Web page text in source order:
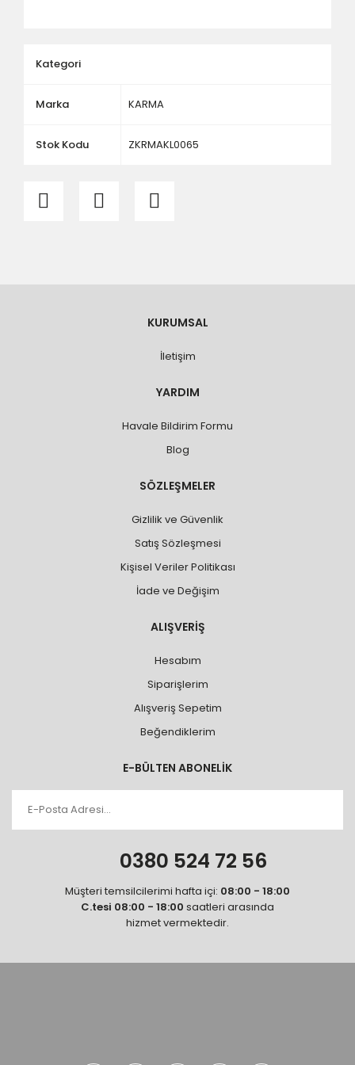
Kategori
Marka KARMA
Stok Kodu ZKRMAKL0065
KURUMSAL
İletişim
YARDIM
Havale Bildirim Formu
Blog
SÖZLEŞMELER
Gizlilik ve Güvenlik
Satış Sözleşmesi
Kişisel Veriler Politikası
İade ve Değişim
ALIŞVERİŞ
Hesabım
Siparişlerim
Alışveriş Sepetim
Beğendiklerim
E-BÜLTEN ABONELİK
0380 524 72 56
Müşteri temsilcilerimi hafta içi: 08:00 - 18:00
C.tesi 08:00 - 18:00 saatleri arasında
hizmet vermektedir.